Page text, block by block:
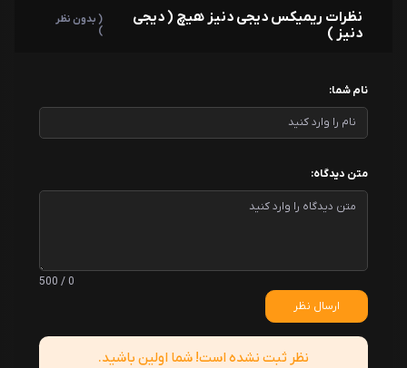
نظرات ریمیکس دیجی دنیز هیچ ( دیجی
دنیز )
( بدون نظر
)
نام شما:
متن دیدگاه:
0 / 500
ارسال نظر
نظر ثبت نشده است! شما اولین باشید.